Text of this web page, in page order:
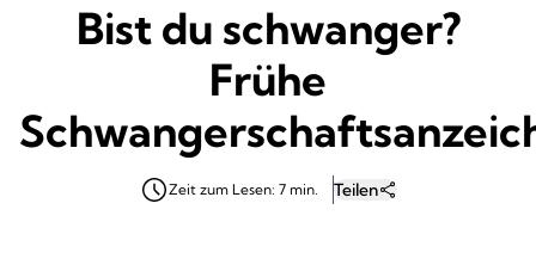
Bist du schwanger?
Frühe
Zeit zum Lesen: 7 min. Teilen